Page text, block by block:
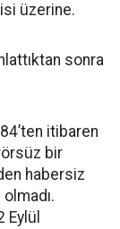
üzerine.
sonra
itibaren
bir
habersiz